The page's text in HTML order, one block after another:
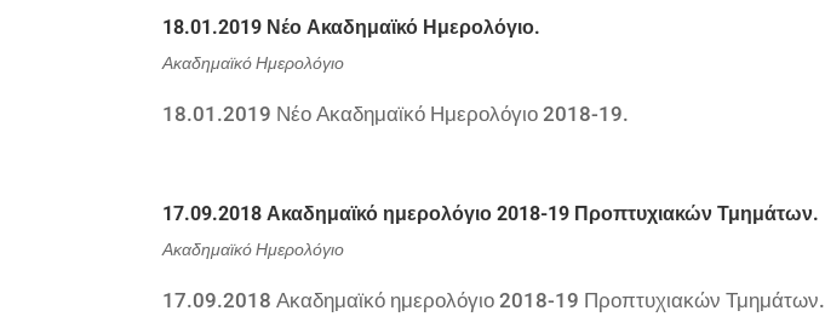
18.01.2019 Νέο Ακαδημαϊκό Ημερολόγιο.
Ακαδημαϊκό Ημερολόγιο
18.01.2019 Νέο Ακαδημαϊκό Ημερολόγιο 2018-19.
17.09.2018 Ακαδημαϊκό ημερολόγιο 2018-19 Προπτυχιακών Τμημάτων.
Ακαδημαϊκό Ημερολόγιο
17.09.2018 Ακαδημαϊκό ημερολόγιο 2018-19 Προπτυχιακών Τμημάτων.